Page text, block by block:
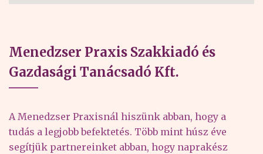
Menedzser Praxis Szakkiadó és
Gazdasági Tanácsadó Kft.
A Menedzser Praxisnál hiszünk abban, hogy a
tudás a legjobb befektetés. Több mint húsz éve
segítjük partnereinket abban, hogy naprakész